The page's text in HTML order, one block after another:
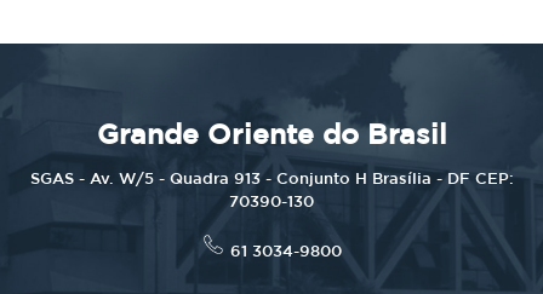
Grande Oriente do Brasil
SGAS - Av. W/5 - Quadra 913 - Conjunto H Brasília - DF CEP:
70390-130
61 3034-9800